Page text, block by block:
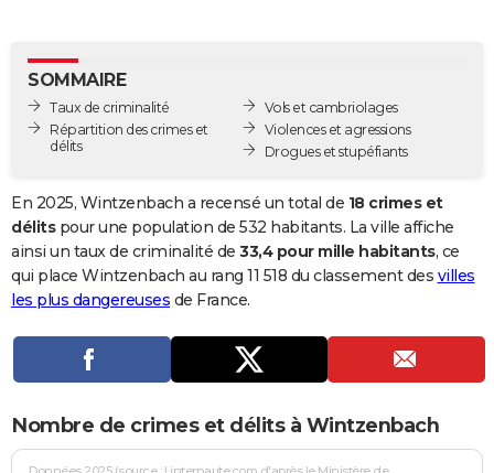
GUIDES D'ACHAT
BONS PLANS
Carte de Noël
Carte Bonne année
Carte Saint-Valentin
Carte Pâques
Carte d'anniversaire
DICTIONNAIRE
Dictionnaire
Biographies
Citations
Expressions
Proverbes
PROGRAMME TV
COPAINS D'AVANT
S'inscrire
Se connecter
Lycées
Collèges
Primaires
Universités
Entreprises
Service militaire
Avis de recherche
AVIS DE DÉCÈS
FORUM
Bricolage
Lifestyle
Culture
Sport
Auto
Television
Voyage
Cinema
SOMMAIRE
Taux de criminalité
Répartition des crimes et
délits
Vols et cambriolages
Violences et agressions
Drogues et stupéfiants
En 2025, Wintzenbach a recensé un total de 18 crimes et
délitspour une population de 532 habitants. La ville affiche
ainsi un taux de criminalité de 33,4 pour mille habitants, ce
qui place Wintzenbach au rang 11 518 du classement des villes
les plus dangereuses de France.
Nombre de crimes et délits à Wintzenbach